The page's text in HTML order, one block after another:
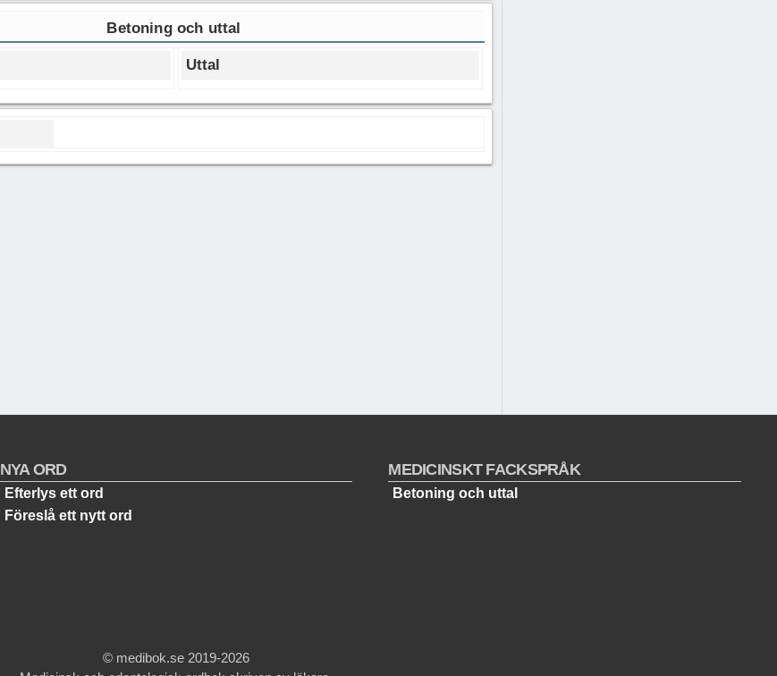
Betoning och uttal
Uttal
NYA ORD
Efterlys ett ord
Föreslå ett nytt ord
MEDICINSKT FACKSPRÅK
Betoning och uttal
© medibok.se 2019-2026